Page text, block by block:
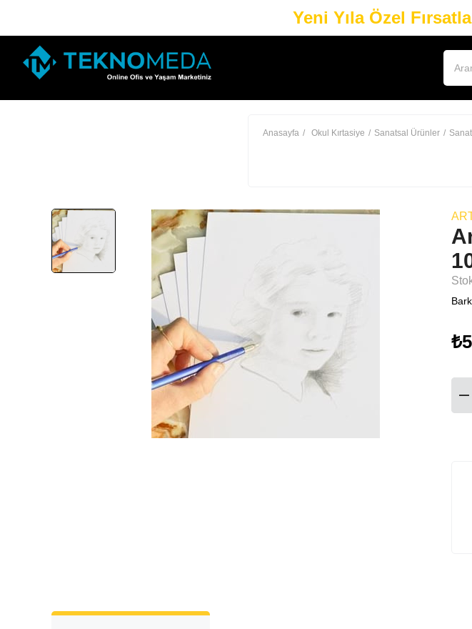
Yeni Yıla Özel
Anasayfa Okul Kırtasiye Sanatsal Ürünler